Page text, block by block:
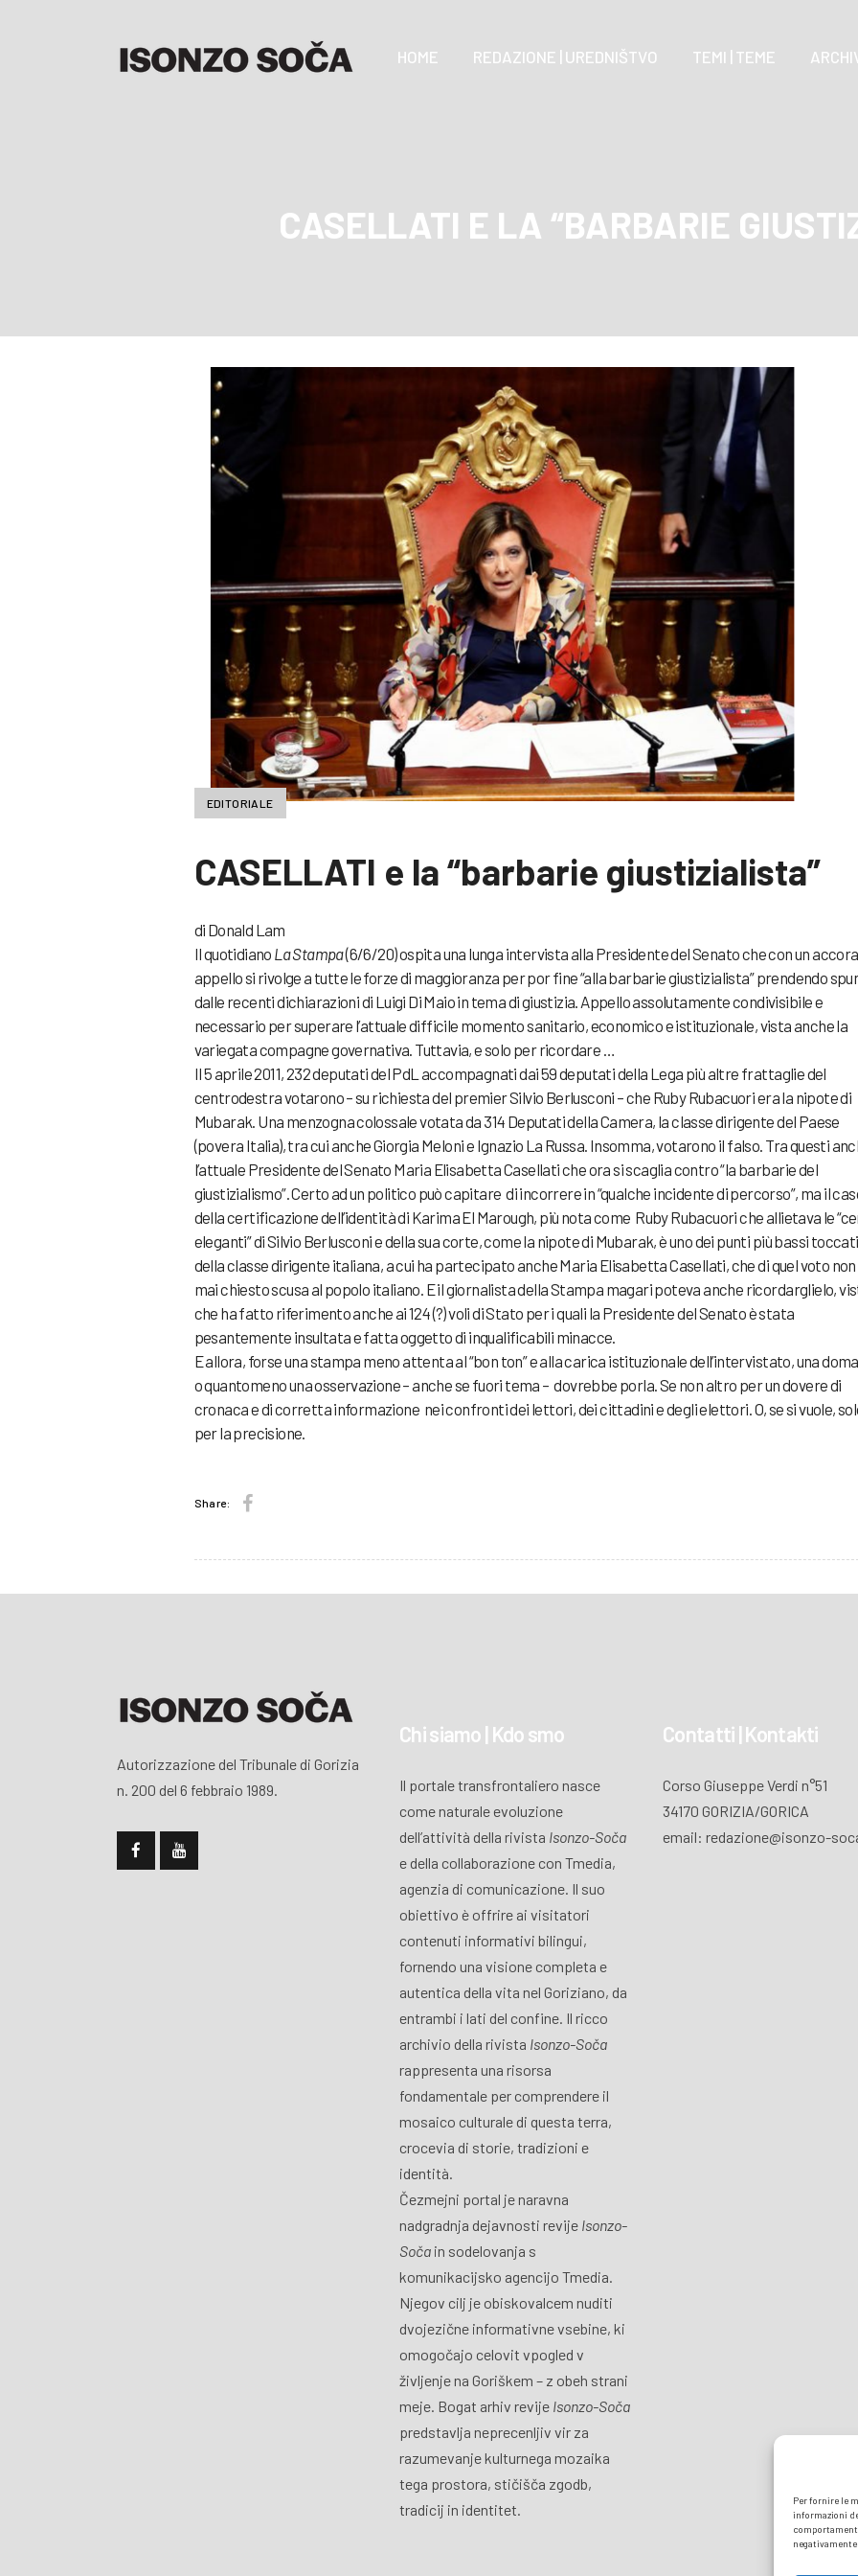
Per fornire le
informazioni
HOME REDAZIONE | UREDNIŠTVO TEMI | TEME
CASELLATI E LA “BARBARIE
EDITORIALE
CASELLATI e la “barbarie giustizialista”
di Donald Lam
Il quotidiano La Stampa(6/6/20) ospita una lunga intervista alla Presidente del Senato che con un
appello si rivolge a tutte le forze di maggioranza per por fine “alla barbarie giustizialista” prendendo
dalle recenti dichiarazioni di Luigi Di Maio in tema di giustizia. Appello assolutamente condivisibile e
necessario per superare l’attuale difficile momento sanitario, economico e istituzionale, vista anche la
variegata compagne governativa. Tuttavia, e solo per ricordare …
Il 5 aprile 2011, 232 deputati del PdL accompagnati dai 59 deputati della Lega più altre frattaglie del
centrodestra votarono – su richiesta del premier Silvio Berlusconi – che Ruby Rubacuori era la nipote di
Mubarak. Una menzogna colossale votata da 314 Deputati della Camera, la classe dirigente del Paese
(povera Italia), tra cui anche Giorgia Meloni e Ignazio La Russa. Insomma, votarono il falso. Tra questi
l’attuale Presidente del Senato Maria Elisabetta Casellati che ora si scaglia contro “la barbarie del
giustizialismo”. Certo ad un politico può capitare di incorrere in “qualche incidente di percorso”, ma il
della certificazione dell’identità di Karima El Marough, più nota come Ruby Rubacuori che allietava le
eleganti” di Silvio Berlusconi e della sua corte, come la nipote di Mubarak, è uno dei punti più bassi toccati
della classe dirigente italiana, a cui ha partecipato anche Maria Elisabetta Casellati, che di quel voto non
mai chiesto scusa al popolo italiano. E il giornalista della Stampa magari poteva anche ricordarglielo,
che ha fatto riferimento anche ai 124 (?) voli di Stato per i quali la Presidente del Senato è stata
pesantemente insultata e fatta oggetto di inqualificabili minacce.
E allora, forse una stampa meno attenta al “bon ton” e alla carica istituzionale dell’intervistato, una
o quantomeno una osservazione – anche se fuori tema – dovrebbe porla. Se non altro per un dovere di
cronaca e di corretta informazione nei confronti dei lettori, dei cittadini e degli elettori. O, se si vuole,
per la precisione.
Share:
Autorizzazione del Tribunale di Gorizia
n. 200 del 6 febbraio 1989.
Chi siamo | Kdo smo
Il portale transfrontaliero nasce
come naturale evoluzione
dell’attività della rivista Isonzo-Soča
e della collaborazione con Tmedia,
agenzia di comunicazione. Il suo
obiettivo è offrire ai visitatori
contenuti informativi bilingui,
fornendo una visione completa e
autentica della vita nel Goriziano, da
entrambi i lati del confine. Il ricco
archivio della rivista Isonzo-Soča
rappresenta una risorsa
fondamentale per comprendere il
mosaico culturale di questa terra,
crocevia di storie, tradizioni e
identità.
Čezmejni portal je naravna
nadgradnja dejavnosti revije Isonzo-
Soča in sodelovanja s
komunikacijsko agencijo Tmedia.
Njegov cilj je obiskovalcem nuditi
dvojezične informativne vsebine, ki
omogočajo celovit vpogled v
življenje na Goriškem – z obeh strani
meje. Bogat arhiv revije Isonzo-Soča
predstavlja neprecenljiv vir za
razumevanje kulturnega mozaika
tega prostora, stičišča zgodb,
tradicij in identitet.
Contatti | Kontakti
Corso Giuseppe Verdi n°51
34170 GORIZIA/GORICA
email: redazione@isonzo-